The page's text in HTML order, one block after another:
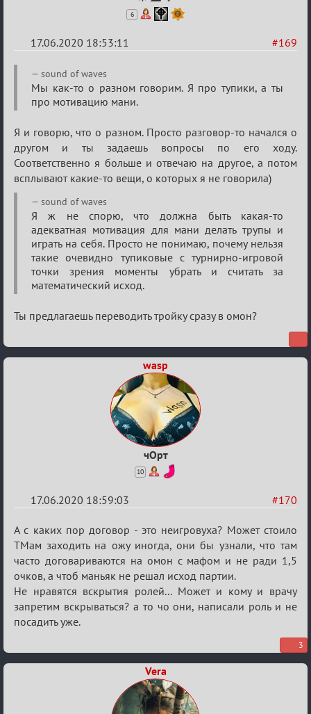
6
#169
17.06.2020 18:53:11
Re:
Семейный
кубок
sound of waves
Мы как-то о разном говорим. Я про тупики, а ты
про мотивацию мани.
Я и говорю, что о разном. Просто разговор-то начался о
другом и ты задаешь вопросы по его ходу.
Соответственно я больше и отвечаю на другое, а потом
всплывают какие-то вещи, о которых я не говорила)
sound of waves
Я ж не спорю, что должна быть какая-то
адекватная мотивация для мани делать трупы и
играть на себя. Просто не понимаю, почему нельзя
такие очевидно тупиковые с турнирно-игровой
точки зрения моменты убрать и считать за
математический исход.
Ты предлагаешь переводить тройку сразу в омон?
wasp
чОрт
10
#170
17.06.2020 18:59:03
Re:
Семейный
кубок
А с каких пор договор - это неигровуха? Может стоило
ТМам заходить на ожу иногда, они бы узнали, что там
часто договариваются на омон с мафом и не ради 1,5
очков, а чтоб маньяк не решал исход партии.
Не нравятся вскрытия ролей... Может и кому и врачу
запретим вскрываться? а то чо они, написали роль и не
посадить уже.
3
Vera